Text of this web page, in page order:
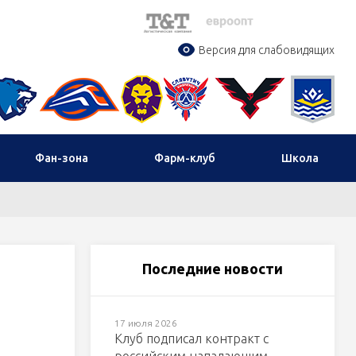
Версия для слабовидящих
Фан-зона Фарм-клуб Школа
Последние новости
17 июля 2026
Клуб подписал контракт с